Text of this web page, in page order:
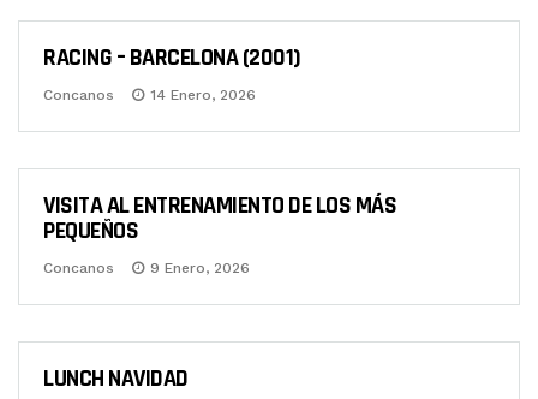
XXX ANIVERSARIO
RACING – BARCELONA (2001)
Concanos 14 Enero, 2026
XXX ANIVERSARIO
VISITA AL ENTRENAMIENTO DE LOS MÁS
PEQUEÑOS
Concanos 9 Enero, 2026
XXX ANIVERSARIO
LUNCH NAVIDAD